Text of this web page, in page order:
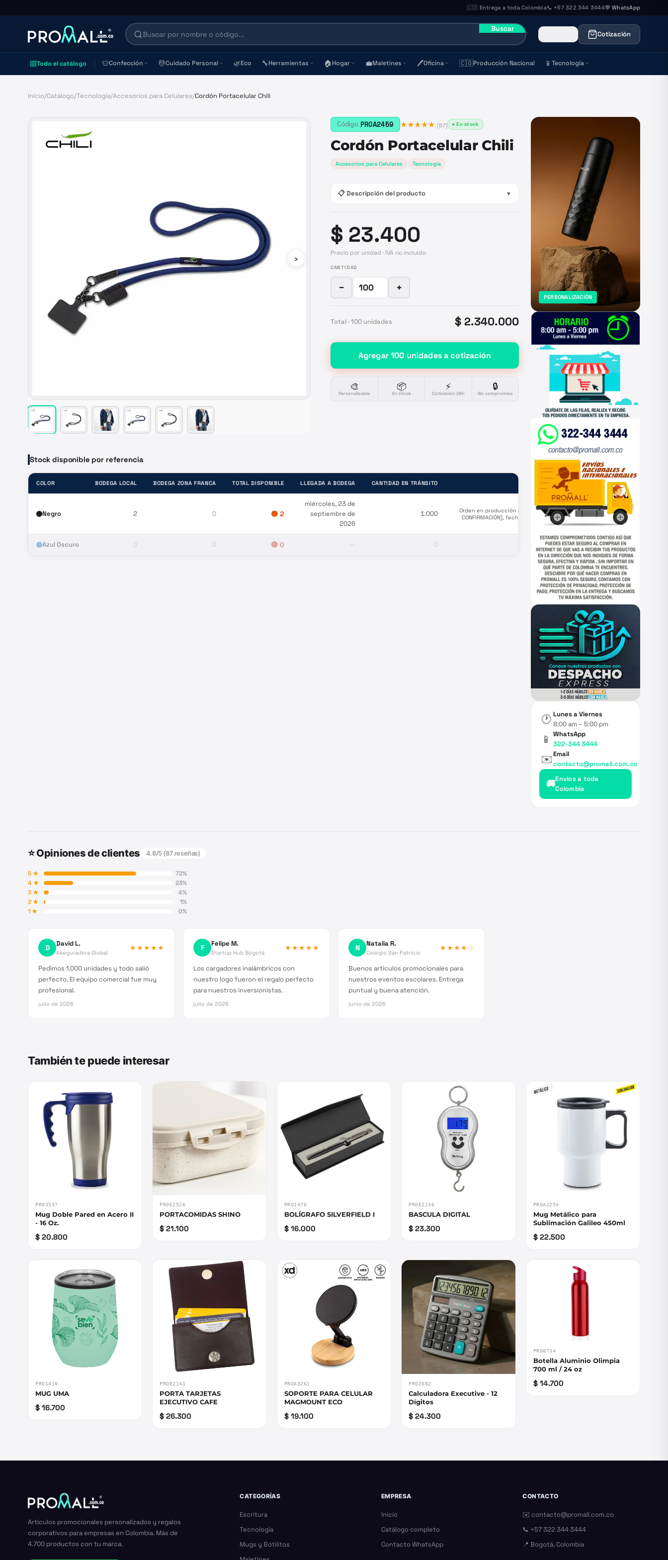
🇨🇴 Entrega a toda Colombia📞 +57 322 344 3444💬 WhatsApp
Buscar
Cotización
Todo el catálogo 👕Confección 💆Cuidado Personal 🌿Eco 🔧Herramientas 🏠Hogar 💼Maletines 🖊️Oficina 🇨🇴Producción Nacional 📱 Tecnología
Inicio/Catálogo/Tecnología/Accesorios para Celulares/Cordón Portacelular Chili
›
Código: PROA2459 ★★★★★ (87) ● En stock
Cordón Portacelular Chili
Accesorios para Celulares Tecnología
📋 Descripción del producto ▼
$ 23.400
Precio por unidad · IVA no incluido
CANTIDAD
− +
Total · 100 unidades $ 2.340.000
Agregar100 unidadesa cotización
🎨
Personalizable
📦
En stock
⚡
Cotización 24h
🔒
Sin compromiso
Stock disponible por referencia
COLOR BODEGA LOCAL BODEGA ZONA FRANCA TOTAL DISPONIBLE LLEGADA A BODEGA CANTIDAD EN TRÁNSITO ESTADO
Negro 2 0 🟡 2
miércoles, 23 de
septiembre de
2026
1.000
Orden en producción (PENDIENTE
CONFIRMACIÓN), fecha estimada
salida de puerto origen Agosto 7.
Azul Oscuro 0 0 🔴 0 — 0 —
PERSONALIZACIÓN
🕐 Lunes a Viernes
8:00 am – 5:00 pm
📱
WhatsApp
322-344 3444
✉️Email
contacto@promall.com.co
🚚Envíos a toda
Colombia
⭐ Opiniones de clientes 4.8/5 (87 reseñas)
5★ 72%
4★ 23%
3★ 4%
2★ 1%
1★ 0%
D David L.
Aseguradora Global
★★★★★
Pedimos 1.000 unidades y todo salió
perfecto. El equipo comercial fue muy
profesional.
julio de 2026
F Felipe M.
Startup Hub Bogotá
★★★★★
Los cargadores inalámbricos con
nuestro logo fueron el regalo perfecto
para nuestros inversionistas.
julio de 2026
N Natalia R.
Colegio San Patricio
★★★★☆
Buenos artículos promocionales para
nuestros eventos escolares. Entrega
puntual y buena atención.
junio de 2026
También te puede interesar
PRO3537
Mug Doble Pared en Acero II
- 16 Oz.
$ 20.800
PROE2526
PORTACOMIDAS SHINO
$ 21.100
PRO1470
BOLÍGRAFO SILVERFIELD I
$ 16.000
PROE2136
BASCULA DIGITAL
$ 23.300
PROA2254
Mug Metálico para
Sublimación Galileo 450ml
$ 22.500
PRO1410
MUG UMA
$ 16.700
PROE2141
PORTA TARJETAS
EJECUTIVO CAFE
$ 26.300
PROA3261
SOPORTE PARA CELULAR
MAGMOUNT ECO
$ 19.100
PRO2082
Calculadora Executive - 12
Dígitos
$ 24.300
PRO8734
Botella Aluminio Olimpia
700 ml / 24 oz
$ 14.700
Artículos promocionales personalizados y regalos
corporativos para empresas en Colombia. Más de
4.700 productos con tu marca.
CATEGORÍAS
Escritura
Tecnología
Mugs y Botilitos
EMPRESA
Inicio
Catálogo completo
Contacto WhatsApp
CONTACTO
✉️contacto@promall.com.co
📞 +57 322 344 3444
📍 Bogotá, Colombia